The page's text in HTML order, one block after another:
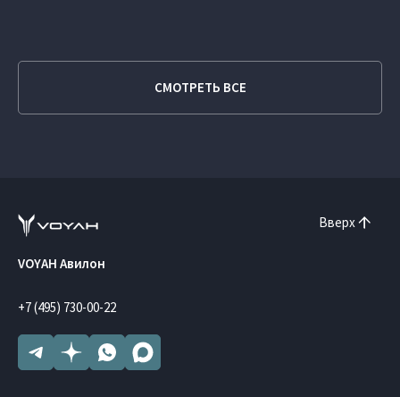
СМОТРЕТЬ ВСЕ
Вверх
VOYAH Авилон
+7 (495) 730-00-22